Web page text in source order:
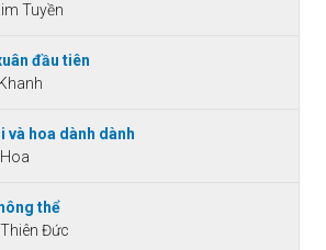
Tuyền
đầu tiên
và hoa dành dành
thể
Đức